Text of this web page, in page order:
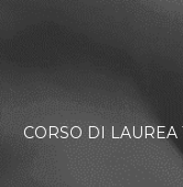
CORSO DI